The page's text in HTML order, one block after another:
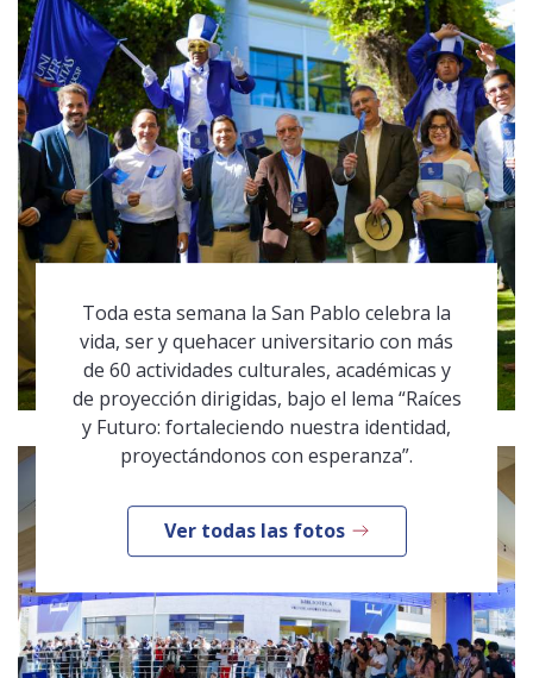
Toda esta semana la San Pablo celebra la
vida, ser y quehacer universitario con más
de 60 actividades culturales, académicas y
de proyección dirigidas, bajo el lema “Raíces
y Futuro: fortaleciendo nuestra identidad,
proyectándonos con esperanza”.
Ver todas las fotos